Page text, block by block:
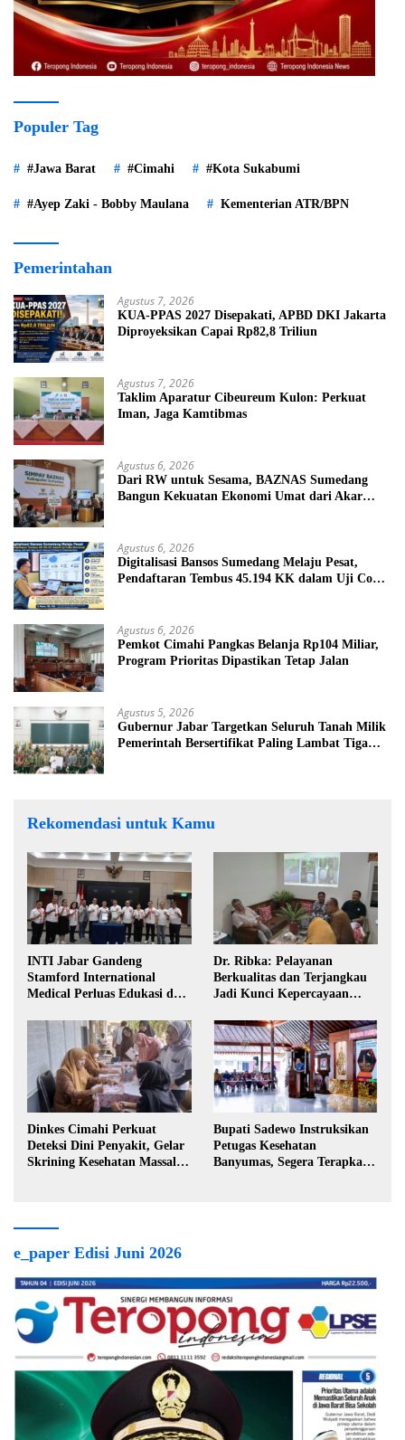
Populer Tag
#Jawa Barat #Cimahi #Kota Sukabumi
#Ayep Zaki - Bobby Maulana Kementerian ATR/BPN
Pemerintahan
Agustus 7, 2026
KUA-PPAS 2027 Disepakati, APBD DKI Jakarta
Diproyeksikan Capai Rp82,8 Triliun
Agustus 7, 2026
Taklim Aparatur Cibeureum Kulon: Perkuat
Iman, Jaga Kamtibmas
Agustus 6, 2026
Dari RW untuk Sesama, BAZNAS Sumedang
Bangun Kekuatan Ekonomi Umat dari Akar
Agustus 6, 2026
Digitalisasi Bansos Sumedang Melaju Pesat,
Pendaftaran Tembus 45.194 KK dalam Uji Coba
Agustus 6, 2026
Pemkot Cimahi Pangkas Belanja Rp104 Miliar,
Program Prioritas Dipastikan Tetap Jalan
Agustus 5, 2026
Gubernur Jabar Targetkan Seluruh Tanah Milik
Pemerintah Bersertifikat Paling Lambat Tiga
Rekomendasi untuk Kamu
INTI Jabar Gandeng
Stamford International
Medical Perluas Edukasi dan
Dr. Ribka: Pelayanan
Berkualitas dan Terjangkau
Jadi Kunci Kepercayaan
Dinkes Cimahi Perkuat
Deteksi Dini Penyakit, Gelar
Skrining Kesehatan Massal di
Bupati Sadewo Instruksikan
Petugas Kesehatan
Banyumas, Segera Terapkan
e_paper Edisi Juni 2026